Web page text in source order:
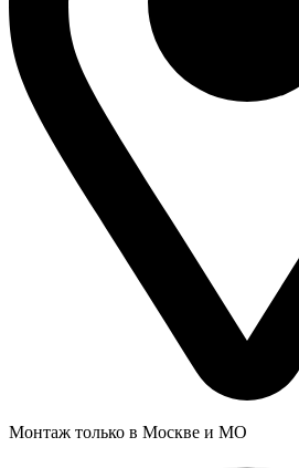
Монтаж только в Москве и МО